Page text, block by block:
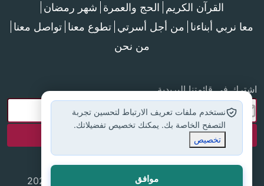
القرآن الكريم الحج والعمرة شهر رمضان
معا نربي أبناءنا من أجل أسرتي تطوع معنا تواصل معنا
من نحن
اشترك في قائمتنا البريدية
جميع الحقوق محفوظة لموقع إسلام أون لاين © 2025
نستخدم ملفات تعريف الارتباط لتحسين تجربة
التصفح الخاصة بك. يمكنك تخصيص تفضيلاتك.
تخصيص
موافق